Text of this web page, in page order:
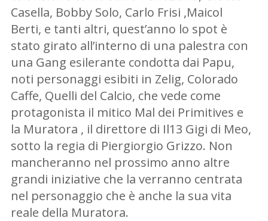
Casella, Bobby Solo, Carlo Frisi ,Maicol
Berti, e tanti altri, quest’anno lo spot è
stato girato all’interno di una palestra con
una Gang esilerante condotta dai Papu,
noti personaggi esibiti in Zelig, Colorado
Caffe, Quelli del Calcio, che vede come
protagonista il mitico Mal dei Primitives e
la Muratora , il direttore di Il13 Gigi di Meo,
sotto la regia di Piergiorgio Grizzo. Non
mancheranno nel prossimo anno altre
grandi iniziative che la verranno centrata
nel personaggio che è anche la sua vita
reale della Muratora.